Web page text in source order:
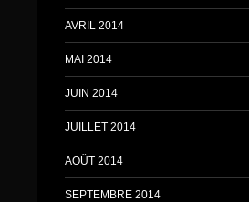
AVRIL 2014
MAI 2014
JUIN 2014
JUILLET 2014
AOÛT 2014
SEPTEMBRE 2014